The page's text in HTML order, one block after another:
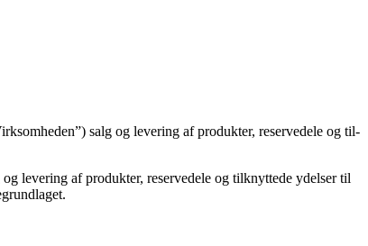
salg og levering af produkter, reservedele og til­
levering af produkter, reservedele og tilknyttede ydelser til